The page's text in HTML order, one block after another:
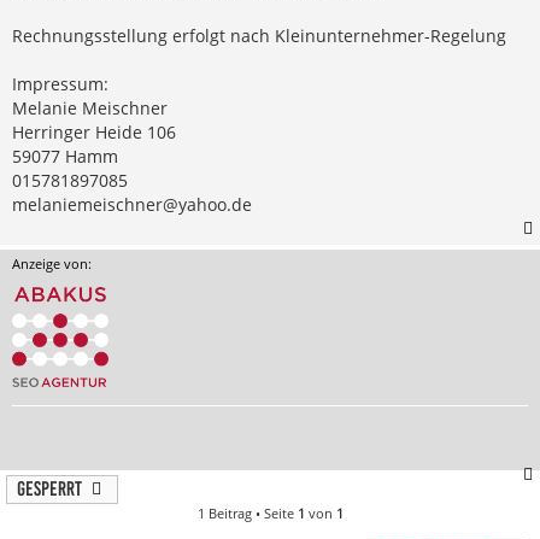
Rechnungsstellung erfolgt nach Kleinunternehmer-Regelung
Impressum:
Melanie Meischner
Herringer Heide 106
59077 Hamm
015781897085
melaniemeischner@yahoo.de
Anzeige von:
Gesperrt
1 Beitrag • Seite 1 von 1